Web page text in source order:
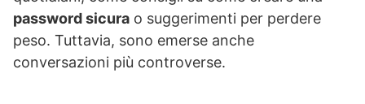
password sicura o suggerimenti per perdere
peso. Tuttavia, sono emerse anche
conversazioni più controverse.